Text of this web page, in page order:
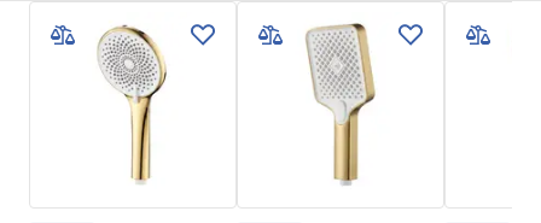
Método de instalação
Parafusado
Largura
125mm
255mm
24 meses
Pielęgnacja
Pielęgnacja.pdf
Condições de garantia
Warranty_Terms_and_Conditions_Accessories_-_24.pdf